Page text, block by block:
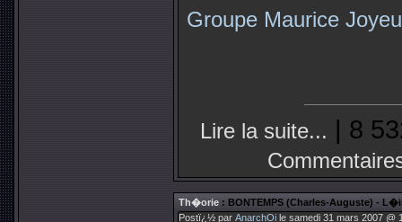
Groupe Maurice
Lire la suite... | 8
Th�orie : BONTEMPS (Charles-Auguste) -
Postï¿½ par AnarchOi le samedi 31 mars 2007 @